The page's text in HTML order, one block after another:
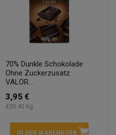
70% Dunkle Schokolade
Ohne Zuckerzusatz
VALOR...
3,95 €
€30.40 Kg
IN DEN WARENKORB